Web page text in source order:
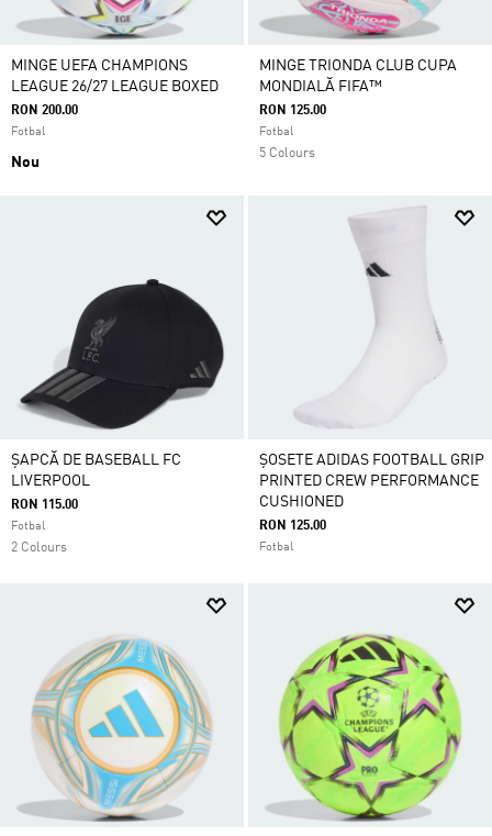
MINGE UEFA CHAMPIONS
LEAGUE 26/27 LEAGUE BOXED
RON 200.00
Fotbal
Nou
MINGE TRIONDA CLUB CUPA
MONDIALĂ FIFA™
RON 125.00
Fotbal
5 Colours
ȘAPCĂ DE BASEBALL FC
LIVERPOOL
RON 115.00
Fotbal
2 Colours
ȘOSETE ADIDAS FOOTBALL GRIP
PRINTED CREW PERFORMANCE
CUSHIONED
RON 125.00
Fotbal